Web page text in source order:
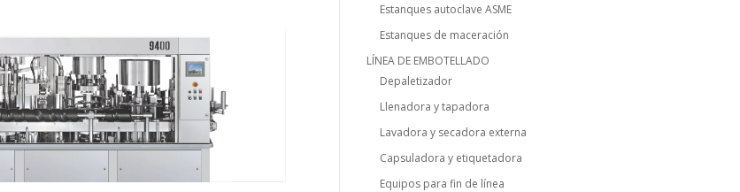
Estanques autoclave ASME
Estanques de maceración
LÍNEA DE EMBOTELLADO
Depaletizador
Llenadora y tapadora
Lavadora y secadora externa
Capsuladora y etiquetadora
Equipos para fin de línea